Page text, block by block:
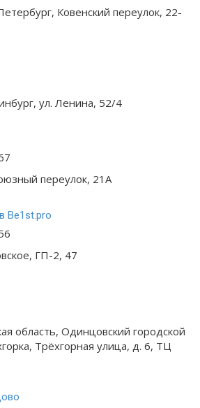
Ковенский переулок, 22-
ул. Ленина, 52/4
переулок, 21А
Be1st.pro
ГП-2, 47
область, Одинцовский городской
Трёхгорная улица, д. 6, ТЦ